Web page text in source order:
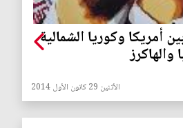
أمريكا وكوريا الشمالية
والهاكرز
الأثنين 29 كانون الأول 2014